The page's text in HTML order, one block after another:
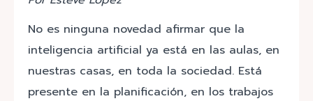
No es ninguna novedad afirmar que la
inteligencia artificial ya está en las aulas, en
nuestras casas, en toda la sociedad. Está
presente en la planificación, en los trabajos